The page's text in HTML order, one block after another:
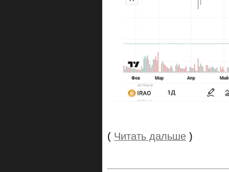
( Читать дальше )